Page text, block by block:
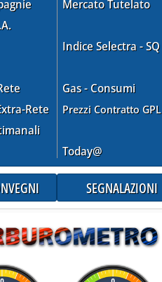
Rete
Mercato Tutelato
Indice Selectra - SQ
Gas - Consumi
Prezzi Contratto GPL
Today@
SEGNALAZIONI